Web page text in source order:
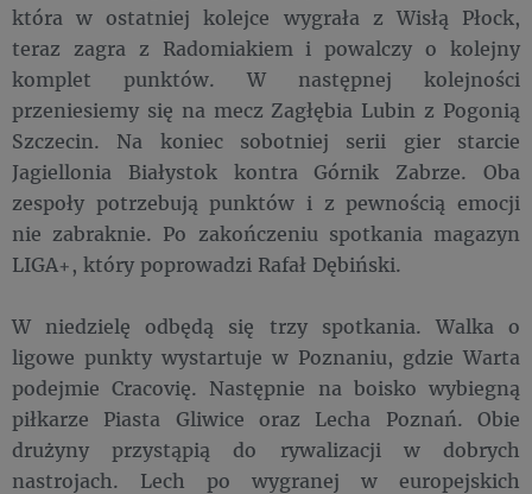
która w ostatniej kolejce wygrała z Wisłą Płock,
teraz zagra z Radomiakiem i powalczy o kolejny
komplet punktów. W następnej kolejności
przeniesiemy się na mecz Zagłębia Lubin z Pogonią
Szczecin. Na koniec sobotniej serii gier starcie
Jagiellonia Białystok kontra Górnik Zabrze. Oba
zespoły potrzebują punktów i z pewnością emocji
nie zabraknie. Po zakończeniu spotkania magazyn
LIGA+, który poprowadzi Rafał Dębiński.
W niedzielę odbędą się trzy spotkania. Walka o
ligowe punkty wystartuje w Poznaniu, gdzie Warta
podejmie Cracovię. Następnie na boisko wybiegną
piłkarze Piasta Gliwice oraz Lecha Poznań. Obie
drużyny przystąpią do rywalizacji w dobrych
nastrojach. Lech po wygranej w europejskich